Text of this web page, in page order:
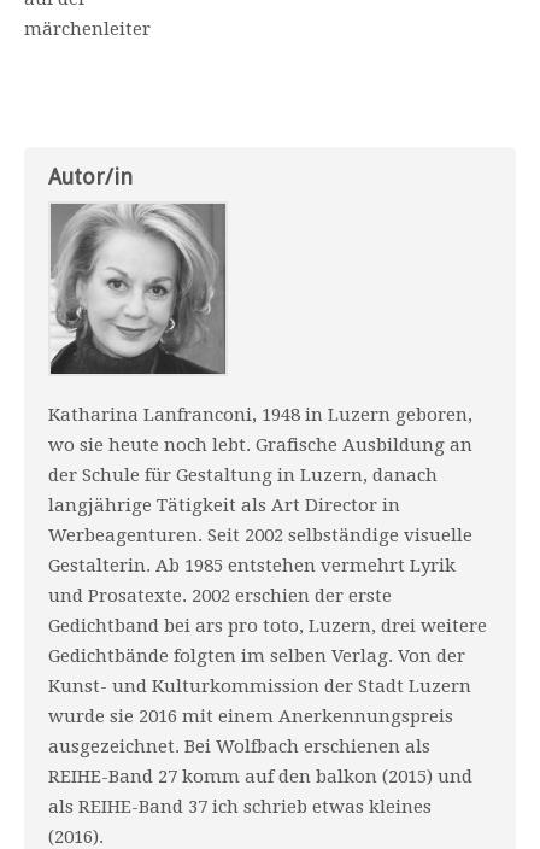
märchenleiter
Autor/in
Katharina Lanfranconi, 1948 in Luzern geboren,
wo sie heute noch lebt. Grafische Ausbildung an
der Schule für Gestaltung in Luzern, danach
langjährige Tätigkeit als Art Director in
Werbeagenturen. Seit 2002 selbständige visuelle
Gestalterin. Ab 1985 entstehen vermehrt Lyrik
und Prosatexte. 2002 erschien der erste
Gedichtband bei ars pro toto, Luzern, drei weitere
Gedichtbände folgten im selben Verlag. Von der
Kunst- und Kulturkommission der Stadt Luzern
wurde sie 2016 mit einem Anerkennungspreis
ausgezeichnet. Bei Wolfbach erschienen als
REIHE-Band 27 komm auf den balkon (2015) und
als REIHE-Band 37 ich schrieb etwas kleines
(2016).